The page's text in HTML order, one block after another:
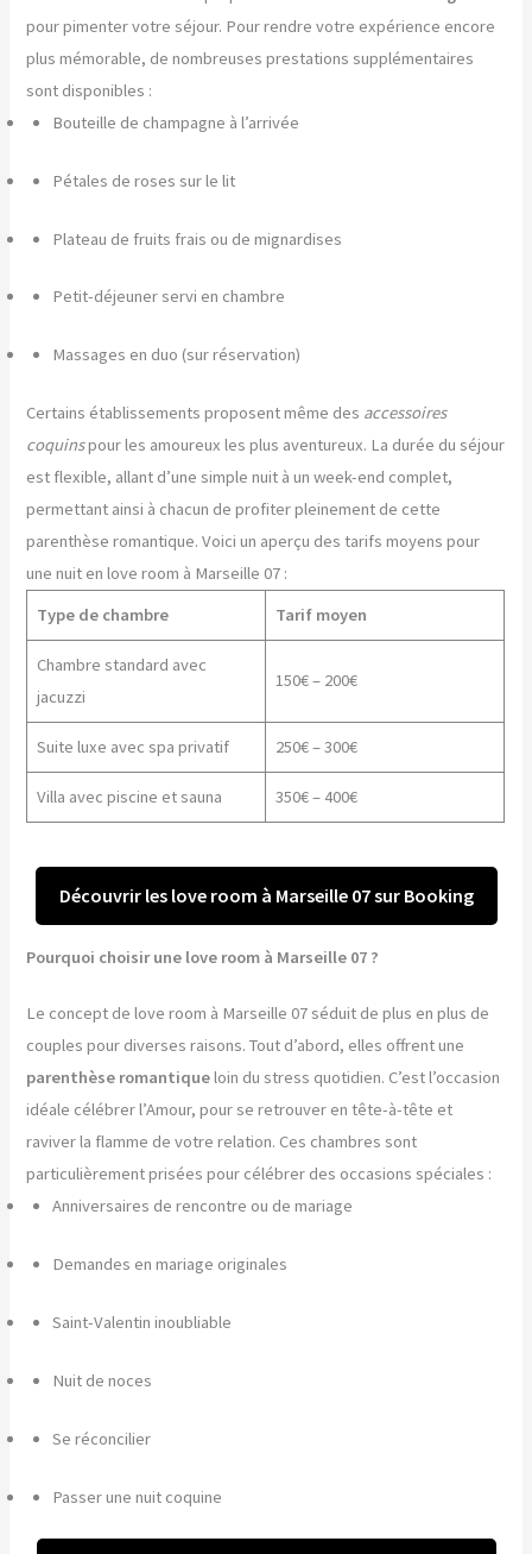
pour pimenter votre séjour. Pour rendre votre expérience encore
plus mémorable, de nombreuses prestations supplémentaires
sont disponibles :
Bouteille de champagne à l’arrivée
Pétales de roses sur le lit
Plateau de fruits frais ou de mignardises
Petit-déjeuner servi en chambre
Massages en duo (sur réservation)
Certains établissements proposent même des accessoires
coquinspour les amoureux les plus aventureux. La durée du séjour
est flexible, allant d’une simple nuit à un week-end complet,
permettant ainsi à chacun de profiter pleinement de cette
parenthèse romantique. Voici un aperçu des tarifs moyens pour
une nuit en love room à Marseille 07 :
Type de chambre
Tarif moyen
Chambre standard avec
jacuzzi
150€ – 200€
Suite luxe avec spa privatif 250€ – 300€
Villa avec piscine et sauna 350€ – 400€
Découvrir les love room à Marseille 07 sur Booking
Pourquoi choisir une love room à Marseille 07 ?
Le concept de love room à Marseille 07 séduit de plus en plus de
couples pour diverses raisons. Tout d’abord, elles offrent une
parenthèse romantiqueloin du stress quotidien. C’est l’occasion
idéale célébrer l’Amour, pour se retrouver en tête-à-tête et
raviver la flamme de votre relation. Ces chambres sont
particulièrement prisées pour célébrer des occasions spéciales :
Anniversaires de rencontre ou de mariage
Demandes en mariage originales
Saint-Valentin inoubliable
Nuit de noces
Se réconcilier
Passer une nuit coquine